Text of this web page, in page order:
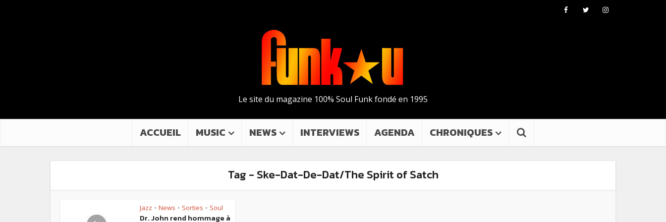
Le site du magazine 100% Soul Funk fondé en 1995
ACCUEIL MUSIC NEWS INTERVIEWS AGENDA CHRONIQUES
Tag - Ske-Dat-De-Dat/The Spirit of Satch
Jazz • News • Sorties • Soul
Dr. John rend hommage à